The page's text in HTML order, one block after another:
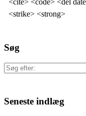
<cite> <code> <del
<strike> <strong>
Søg
Søg
Seneste indlæg